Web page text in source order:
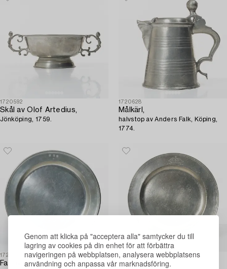
Genom att klicka på "acceptera alla" samtycker du till
lagring av cookies på din enhet för att förbättra
navigeringen på webbplatsen, analysera webbplatsens
användning och anpassa vår marknadsföring.
1720592
Skål av Olof Artedius,
Jönköping, 1759.
1720628
Målkärl,
halvstop av Anders Falk, Köping,
1774.
1720716
Fat av Jakob Sauer,
1720666
Fat,